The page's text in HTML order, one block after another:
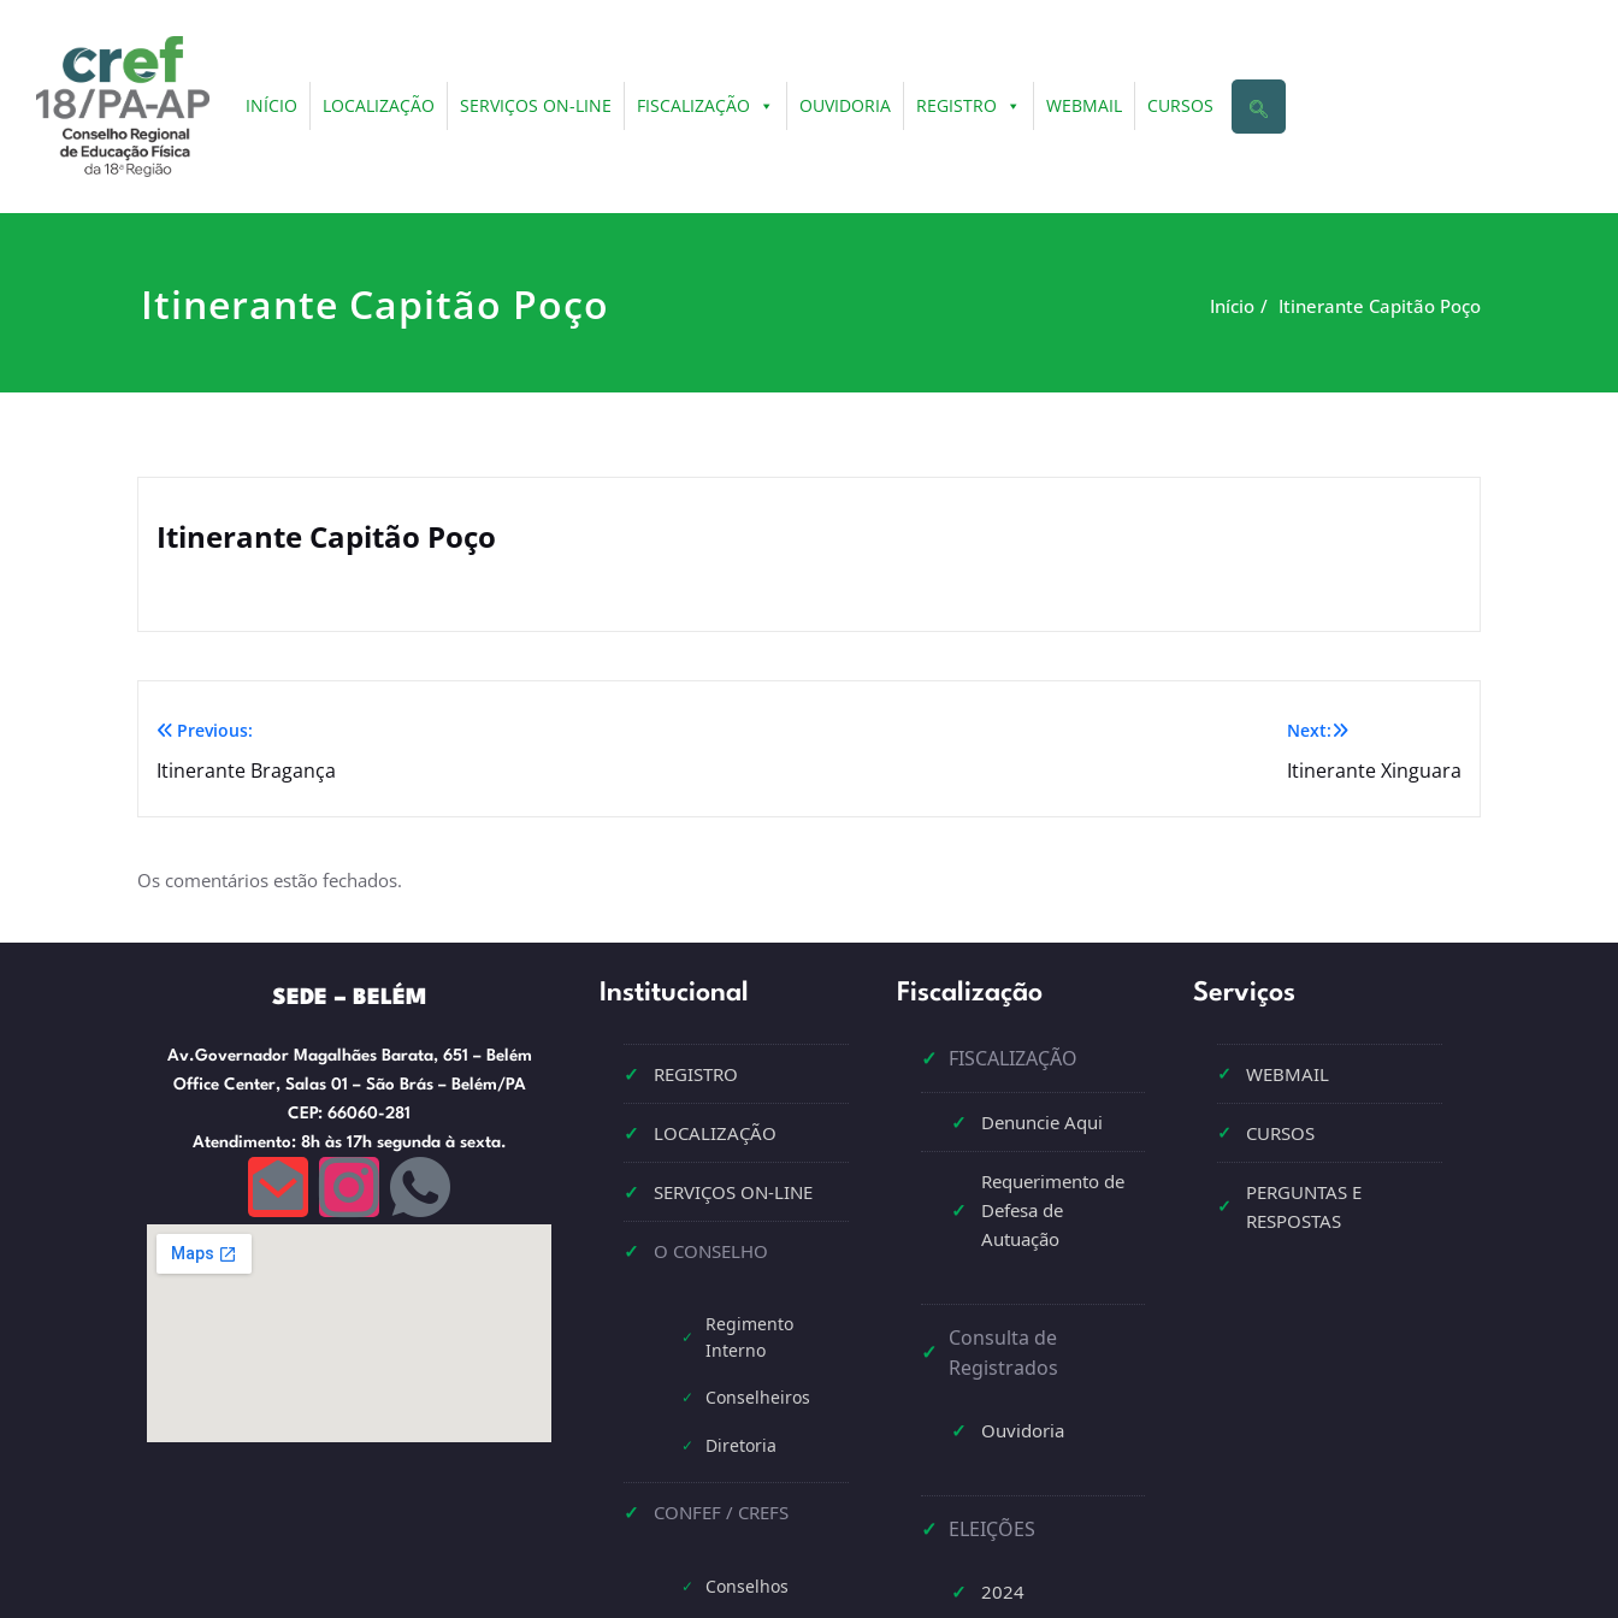
INÍCIO LOCALIZAÇÃO SERVIÇOS ON-LINE FISCALIZAÇÃO OUVIDORIA REGISTRO WEBMAIL CURSOS
Itinerante Capitão Poço Início Itinerante Capitão Poço
Itinerante Capitão Poço
Previous:
Itinerante Bragança
Next:
Itinerante Xinguara
Os comentários estão fechados.
SEDE – BELÉM
Av.Governador Magalhães Barata, 651 – Belém
Office Center, Salas 01 – São Brás – Belém/PA
CEP: 66060-281
Atendimento: 8h às 17h segunda à sexta.
Institucional
✓ REGISTRO
✓ LOCALIZAÇÃO
✓ SERVIÇOS ON-LINE
✓ O CONSELHO
✓
Regimento
Interno
✓ Conselheiros
✓ Diretoria
✓ CONFEF / CREFS
✓ Conselhos
Fiscalização
✓ FISCALIZAÇÃO
✓ Denuncie Aqui
✓
Requerimento de
Defesa de
Autuação
✓
Consulta de
Registrados
✓ Ouvidoria
✓ ELEIÇÕES
✓ 2024
Serviços
✓ WEBMAIL
✓ CURSOS
✓
PERGUNTAS E
RESPOSTAS